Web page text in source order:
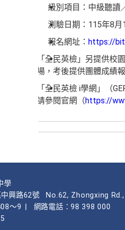
級別項目：中級聽讀
測驗日期：115年8月
報名網址： https://
「全民英檢」另提供
場，考後提供團體成績
「全民英檢 i學網」（
請參閱官網（https://
學
興路62號
No.62, Zhongxing
～9
網路電話：98 398 000